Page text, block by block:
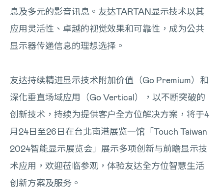
息及多元的影音讯息。友达TARTAN显示技术以其
应用灵活性、卓越的视觉效果和可靠性，成为公共
显示器传递信息的理想选择。
友达持续精进显示技术附加价值（Go Premium）和
深化垂直场域应用（Go Vertical），以不断突破的
创新技术，持续为提供客户全方位解决方案，将于4
月24日至26日在台北南港展览一馆「Touch Taiwan
2024智能显示展览会」展示多项创新与前瞻显示技
术应用，欢迎莅临参观，体验友达全方位智慧生活
创新方案及服务。